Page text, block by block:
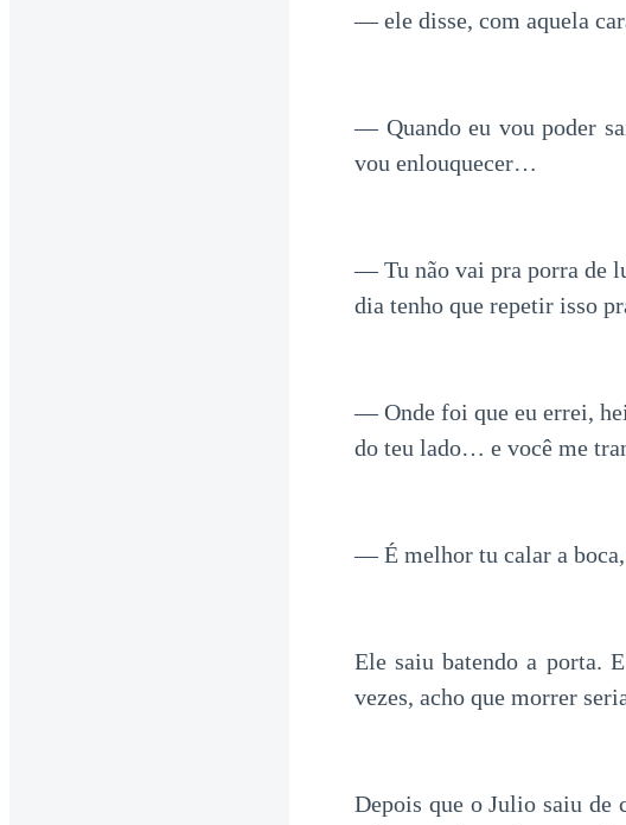
— ele disse, com aquela
— Quando eu vou poder
vou enlouquecer…
— Tu não vai pra porra de
dia tenho que repetir isso
— Onde foi que eu errei,
do teu lado… e você me
— É melhor tu calar a
Ele saiu batendo a porta.
vezes, acho que morrer
Depois que o Julio saiu de